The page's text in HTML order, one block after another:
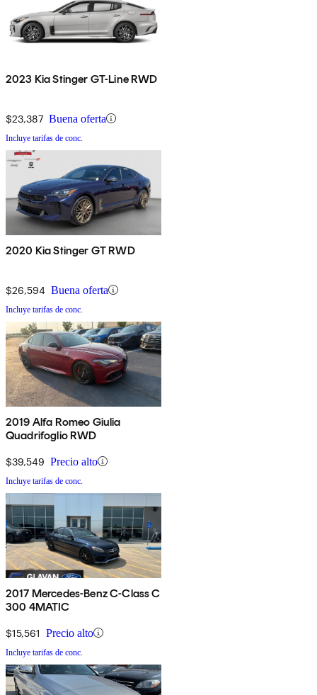
2023 Kia Stinger GT-Line RWD
$23,387 Buena oferta
Incluye tarifas de conc.
2020 Kia Stinger GT RWD
$26,594 Buena oferta
Incluye tarifas de conc.
2019 Alfa Romeo Giulia
Quadrifoglio RWD
$39,549 Precio alto
Incluye tarifas de conc.
2017 Mercedes-Benz C-Class C
300 4MATIC
$15,561 Precio alto
Incluye tarifas de conc.